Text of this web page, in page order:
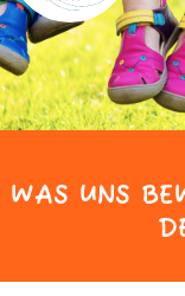
Aktuelles
WAS UNS